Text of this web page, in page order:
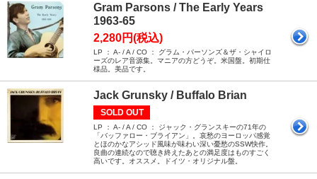
Gram Parsons / The Early Years
1963-65
2,280円(税込)
LP ： A- / A / CO ： グラム・パーソンズ＆ザ・シャイロ
ーズのレア音源集。マニアの方どうぞ。米国盤。初期仕
様品。美品です。
Jack Grunsky / Buffalo Brian
SOLD OUT
LP ： A- / A / CO ： ジャック・グランスキーの71年の
「バッファロー・ブライアン」。哀愁のヨーロッパ感覚
とほのかなアシッド風味が味わい深い憂愁のSSW快作。
良曲の連続なので聴き終えたあとの満足度はものすごく
高いです。オススメ。ドイツ・オリジナル盤。